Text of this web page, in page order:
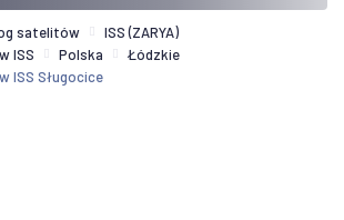
satelitów
ISS (ZARYA)
ISS
Polska
Łódzkie
ISS Sługocice